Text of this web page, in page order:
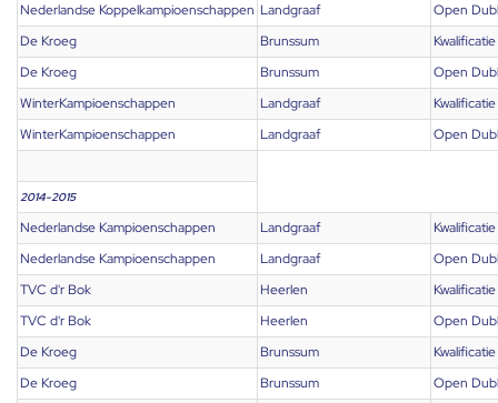
Nederlandse Koppelkampioenschappen Landgraaf
Open
De Kroeg
Brunssum
Kwalificatie
De Kroeg
Brunssum
Open
WinterKampioenschappen
Landgraaf
Kwalificatie
WinterKampioenschappen
Landgraaf Open
2014-2015
Nederlandse Kampioenschappen Landgraaf
Kwalificatie
Nederlandse Kampioenschappen
Landgraaf
Open
TVC d'r Bok
Heerlen
Kwalificatie
TVC d'r Bok
Heerlen
Open
De Kroeg
Brunssum
Kwalificatie
De Kroeg
Brunssum
Open